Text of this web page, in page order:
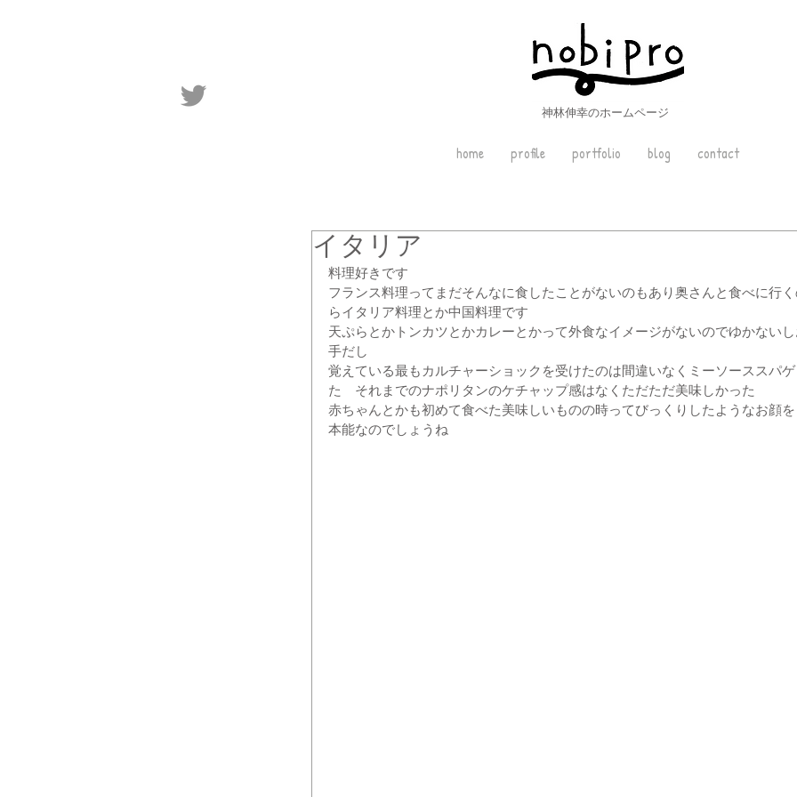
神林伸幸のホームページ
home profile portfolio blog contact
イタリア
料理好きです
フランス料理ってまだそんなに食したことがないのもあり奥さんと食べに行
らイタリア料理とか中国料理です
天ぷらとかトンカツとかカレーとかって外食なイメージがないのでゆかない
手だし
覚えている最もカルチャーショックを受けたのは間違いなくミーソーススパ
た　それまでのナポリタンのケチャップ感はなくただただ美味しかった
赤ちゃんとかも初めて食べた美味しいものの時ってびっくりしたようなお顔
本能なのでしょうね